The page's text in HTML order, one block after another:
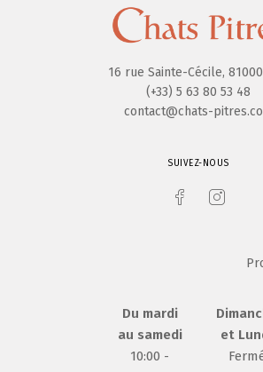
SUIVEZ-NOUS
16 rue Sainte-Cécile,
(+33) 5 63 80 53 48
contact@chats-
Du mardi
au samedi
10:00 -
et